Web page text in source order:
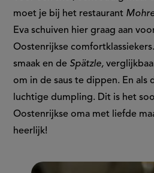
moet je bij het restaurant
Eva schuiven hier graag aan
Oostenrijkse
smaak en de Spätzle,
om in de saus te dippen. En als
luchtige dumpling. Dit is het
Oostenrijkse oma met liefde
heerlijk!